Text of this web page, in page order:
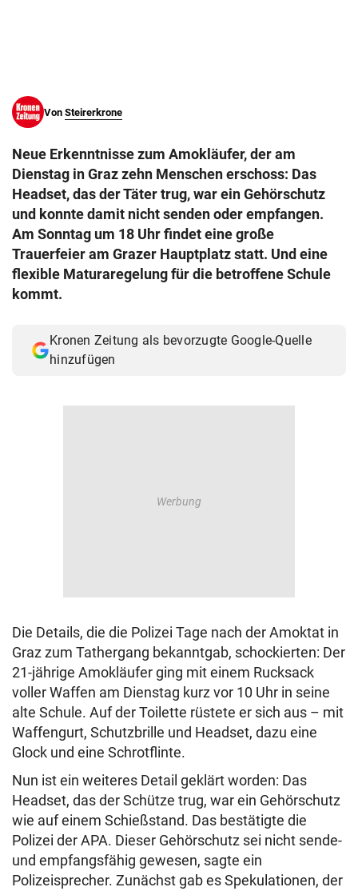
Von Steirerkrone
Neue Erkenntnisse zum Amokläufer, der am
Dienstag in Graz zehn Menschen erschoss: Das
Headset, das der Täter trug, war ein Gehörschutz
und konnte damit nicht senden oder empfangen.
Am Sonntag um 18 Uhr findet eine große
Trauerfeier am Grazer Hauptplatz statt. Und eine
flexible Maturaregelung für die betroffene Schule
kommt.
Kronen Zeitung als bevorzugte Google-Quelle
hinzufügen
Die Details, die die Polizei Tage nach der Amoktat in
Graz zum Tathergang bekanntgab, schockierten: Der
21-jährige Amokläufer ging mit einem Rucksack
voller Waffen am Dienstag kurz vor 10 Uhr in seine
alte Schule. Auf der Toilette rüstete er sich aus – mit
Waffengurt, Schutzbrille und Headset, dazu eine
Glock und eine Schrotflinte.
Nun ist ein weiteres Detail geklärt worden: Das
Headset, das der Schütze trug, war ein Gehörschutz
wie auf einem Schießstand. Das bestätigte die
Polizei der APA. Dieser Gehörschutz sei nicht sende-
und empfangsfähig gewesen, sagte ein
Polizeisprecher. Zunächst gab es Spekulationen, der